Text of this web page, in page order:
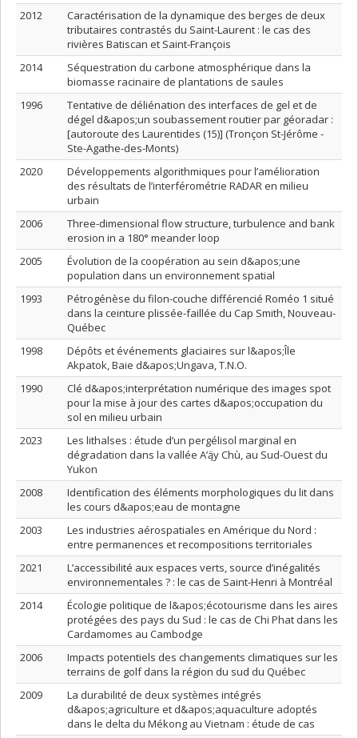
2012
Caractérisation de la dynamique des berges de deux
tributaires contrastés du Saint-Laurent : le cas des
rivières Batiscan et Saint-François
2014
Séquestration du carbone atmosphérique dans la
biomasse racinaire de plantations de saules
1996
Tentative de déliénation des interfaces de gel et de
dégel d&apos;un soubassement routier par géoradar :
[autoroute des Laurentides (15)] (Tronçon St-Jérôme -
Ste-Agathe-des-Monts)
2020
Développements algorithmiques pour l’amélioration
des résultats de l’interférométrie RADAR en milieu
urbain
2006
Three-dimensional flow structure, turbulence and bank
erosion in a 180° meander loop
2005
Évolution de la coopération au sein d&apos;une
population dans un environnement spatial
1993
Pétrogénèse du filon-couche différencié Roméo 1 situé
dans la ceinture plissée-faillée du Cap Smith, Nouveau-
Québec
1998
Dépôts et événements glaciaires sur l&apos;Île
Akpatok, Baie d&apos;Ungava, T.N.O.
1990
Clé d&apos;interprétation numérique des images spot
pour la mise à jour des cartes d&apos;occupation du
sol en milieu urbain
2023
Les lithalses : étude d’un pergélisol marginal en
dégradation dans la vallée A’ą̈y Chù, au Sud-Ouest du
Yukon
2008
Identification des éléments morphologiques du lit dans
les cours d&apos;eau de montagne
2003
Les industries aérospatiales en Amérique du Nord :
entre permanences et recompositions territoriales
2021
L’accessibilité aux espaces verts, source d’inégalités
environnementales ? : le cas de Saint-Henri à Montréal
2014
Écologie politique de l&apos;écotourisme dans les aires
protégées des pays du Sud : le cas de Chi Phat dans les
Cardamomes au Cambodge
2006
Impacts potentiels des changements climatiques sur les
terrains de golf dans la région du sud du Québec
2009
La durabilité de deux systèmes intégrés
d&apos;agriculture et d&apos;aquaculture adoptés
dans le delta du Mékong au Vietnam : étude de cas